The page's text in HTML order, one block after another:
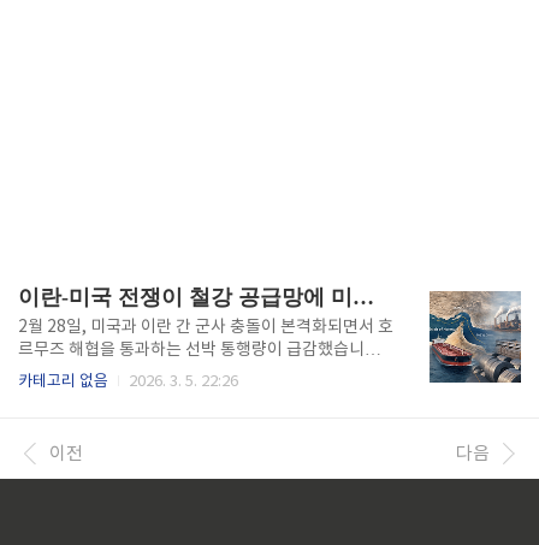
이란-미국 전쟁이 철강 공급망에 미치는 영향 : 철강 현장 분석
2월 28일, 미국과 이란 간 군사 충돌이 본격화되면서 호
르무즈 해협을 통과하는 선박 통행량이 급감했습니다.
이 해협은 전 세계 원유의 30%, LNG의 20%가 지나가
란은 세계 2위 DRI(Direct Reduced Iron, 직접환원
철) 생산국이자 글로벌 반제품 교역의 11%를 차지하
카테고리 없음 2026. 3. 5. 22:26
이전 다음